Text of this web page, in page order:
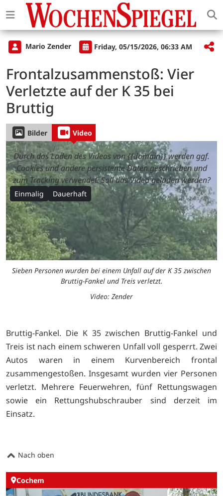
Mario Zender Friday, 05/15/2026, 06:33 AM
Frontalzusammenstoß: Vier
Verletzte auf der K 35 bei
Bruttig
Bilder Video
Durch das Laden des Videos von {{domain}} werden ggf.
Cookies und andere persistente Daten geschrieben und
zum Tracking verwendet. Soll das Video geladen werden?
Einmalig Dauerhaft
Sieben Personen wurden bei einem Unfall auf der K 35 zwischen
Bruttig-Fankel und Treis verletzt.
Video: Zender
Bruttig-Fankel. Die K 35 zwischen Bruttig-Fankel und
Treis ist nach einem schweren Unfall voll gesperrt. Zwei
Autos waren in einem Kurvenbereich frontal
zusammengestoßen. Insgesamt wurden vier Personen
verletzt. Mehrere Feuerwehren, fünf Rettungswagen
sowie ein Rettungshubschrauber sind derzeit im
Einsatz.
Nach oben
Cochem